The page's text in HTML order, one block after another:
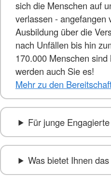
sich die Menschen auf
verlassen - angefangen
Ausbildung über die
nach Unfällen bis hin
170.000 Menschen
werden auch Sie es!
Mehr zu den
Für junge
Was bietet Ihnen